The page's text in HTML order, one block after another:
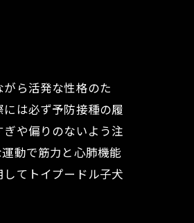
ら活発な性格のた
は必ず予防接種の履
や偏りのないよう注
動で筋力と心肺機能
てトイプードル子犬